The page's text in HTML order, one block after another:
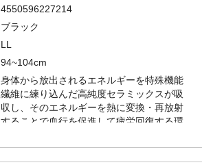
4550596227214
ブラック
LL
94~104cm
身体から放出されるエネルギーを特殊機能
繊維に練り込んだ高純度セラミックスが吸
収し、そのエネルギーを熱に変換・再放射
することで血行を促進して疲労回復する環